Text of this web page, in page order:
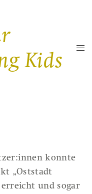
Kids
konnte
„Oststadt
und sogar